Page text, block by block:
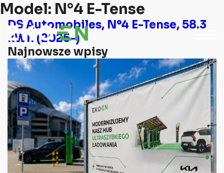
Model: N°4 E-Tense
DS Automobiles, N°4 E-Tense, 58.3
kWh (2025-)
Najnowsze wpisy